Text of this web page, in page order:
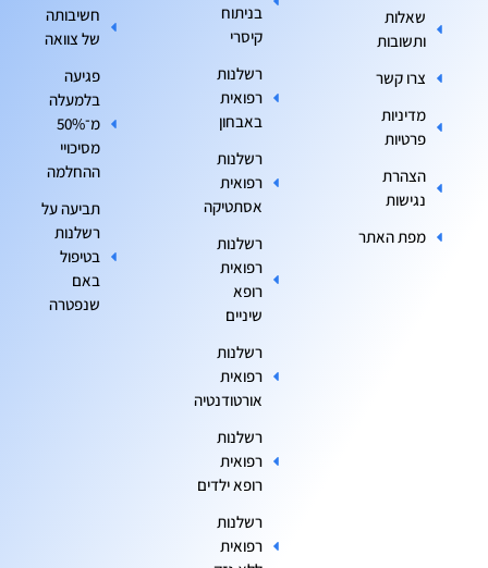
שאלות
ותשובות
צרו קשר
מדיניות
פרטיות
הצהרת
נגישות
מפת האתר
בניתוח
קיסרי
רשלנות
רפואית
באבחון
רשלנות
רפואית
אסתטיקה
רשלנות
רפואית
רופא
שיניים
רשלנות
רפואית
אורטודנטיה
רשלנות
רפואית
רופא ילדים
רשלנות
רפואית
חשיבותה
של צוואה
פגיעה
בלמעלה
מ־50%
מסיכויי
ההחלמה
תביעה על
רשלנות
בטיפול
באם
שנפטרה